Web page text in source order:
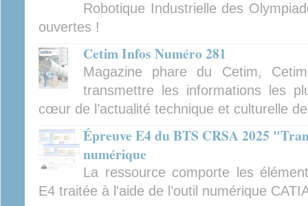
Robotique Industrielle des
ouvertes !
Cetim Infos Numéro 281
Magazine phare du Cetim,
transmettre les informations les
cœur de l’actualité technique et culturelle
Épreuve E4 du BTS CRSA 2025
numérique
La ressource comporte les
E4 traitée à l'aide de l’outil numérique